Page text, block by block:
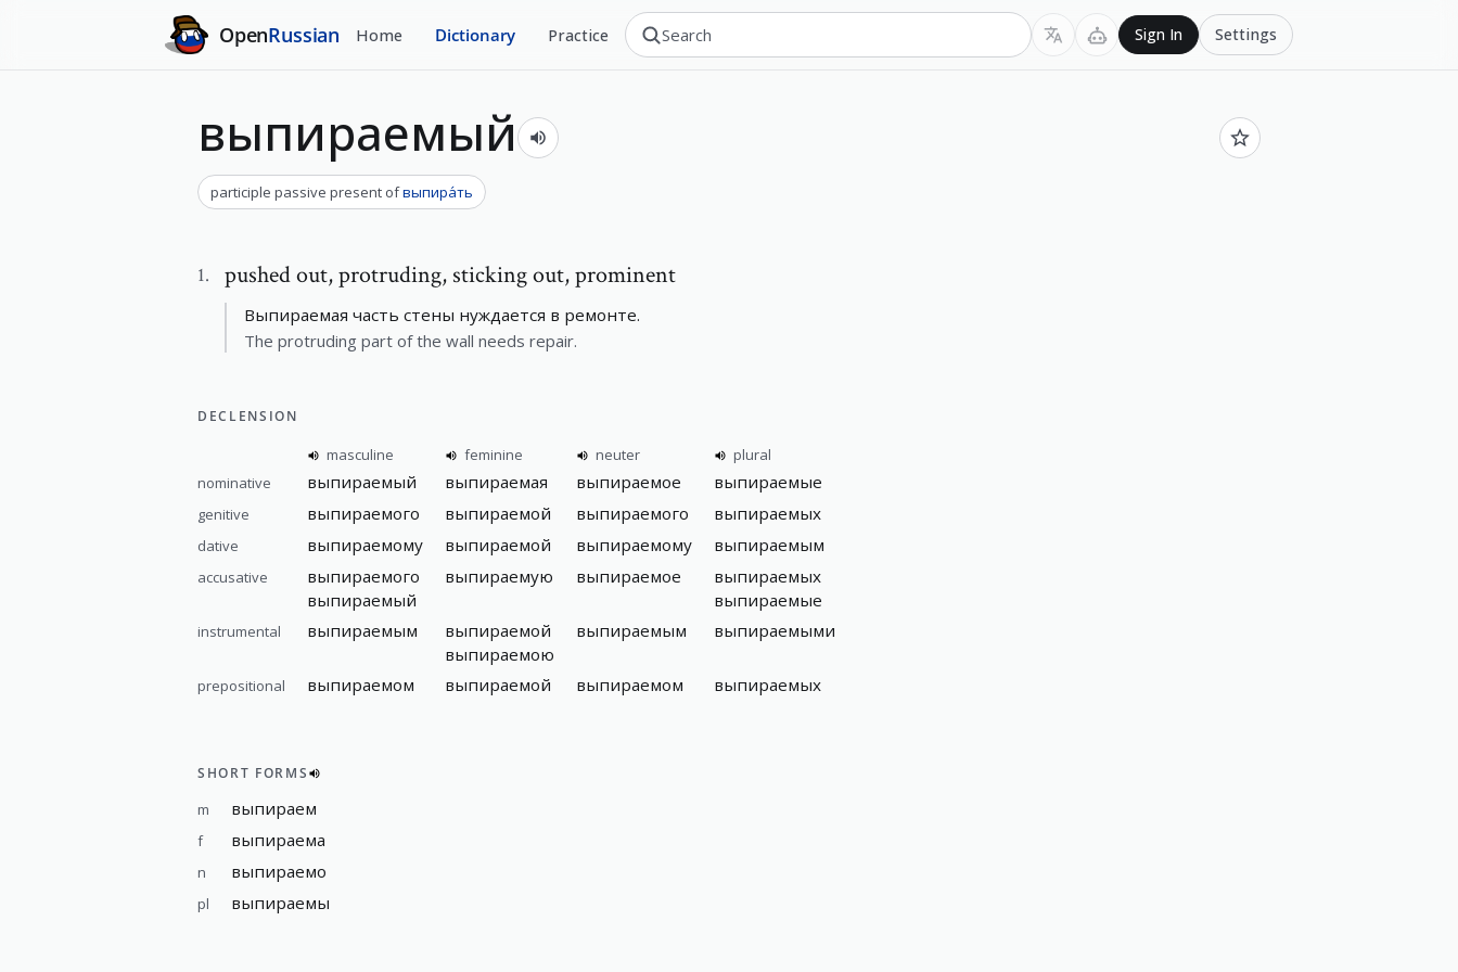
OpenRussian Home Dictionary Practice Sign In Settings
выпираемый
participle passive present ofвыпира́ть
1. pushed out,protruding, sticking out, prominent
Выпираемая часть стены нуждается в ремонте.
The protruding part of the wall needs repair.
DECLENSION
masculine feminine neuter
plural
nominative
выпираемый выпираемая выпираемое выпираемые
genitive выпираемого выпираемой выпираемого выпираемых
dative выпираемому выпираемой выпираемому выпираемым
accusative
выпираемого
выпираемый
выпираемую выпираемое
выпираемых
выпираемые
instrumental выпираемым
выпираемой
выпираемою
выпираемым выпираемыми
prepositional выпираемом выпираемой выпираемом выпираемых
SHORT FORMS
m выпираем
f выпираема
n выпираемо
pl выпираемы